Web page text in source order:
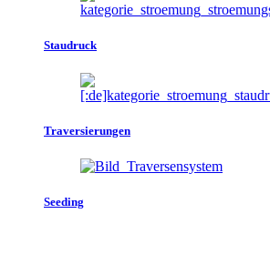
Staudruck
Traversierungen
Seeding